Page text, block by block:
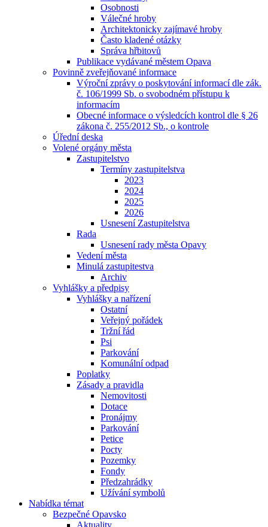
Osobnosti
Válečné hroby
Architektonicky zajímavé hroby
Často kladené otázky
Správa hřbitovů
Publikace vydávané městem Opava
Povinně zveřejňované informace
Výroční zprávy o poskytování informací dle zák.
č. 106/1999 Sb. o svobodném přístupu k
informacím
Obecné informace o výsledcích kontrol dle § 26
zákona č. 255/2012 Sb., o kontrole
Úřední deska
Volené orgány města
Zastupitelstvo
Termíny zastupitelstva
2023
2024
2025
2026
Usnesení Zastupitelstva
Rada
Usnesení rady města Opavy
Vedení města
Minulá zastupitestva
Archiv
Vyhlášky a předpisy
Vyhlášky a nařízení
Ostatní
Veřejný pořádek
Tržní řád
Psi
Parkování
Komunální odpad
Poplatky
Zásady a pravidla
Nemovitosti
Dotace
Pronájmy
Parkování
Petice
Pocty
Pozemky
Fondy
Předzahrádky
Užívání symbolů
Nabídka témat
Bezpečné Opavsko